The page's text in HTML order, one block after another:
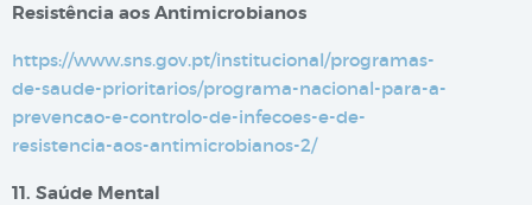
Resistência aos Antimicrobianos
https://www.sns.gov.pt/institucional/programas-
de-saude-prioritarios/programa-nacional-para-a-
prevencao-e-controlo-de-infecoes-e-de-
resistencia-aos-antimicrobianos-2/
11. Saúde Mental